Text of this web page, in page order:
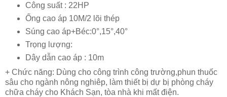
Công suất : 22HP
Ống cao áp 10M/2 lõi thép
Súng cao áp+Béc:0°,15°,40°
Trọng lượng:
Dây dẫn cao áp : 10m
+ Chức năng: Dùng cho công trình công trường,phun thuốc
sâu cho ngành nông nghiêp, làm thiết bị dự bị phòng cháy
chữa cháy cho Khách Sạn, tòa nhà khi mất điện.